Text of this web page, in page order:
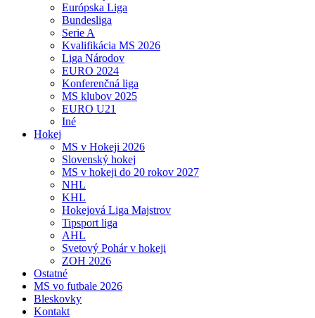
Európska Liga
Bundesliga
Serie A
Kvalifikácia MS 2026
Liga Národov
EURO 2024
Konferenčná liga
MS klubov 2025
EURO U21
Iné
Hokej
MS v Hokeji 2026
Slovenský hokej
MS v hokeji do 20 rokov 2027
NHL
KHL
Hokejová Liga Majstrov
Tipsport liga
AHL
Svetový Pohár v hokeji
ZOH 2026
Ostatné
MS vo futbale 2026
Bleskovky
Kontakt